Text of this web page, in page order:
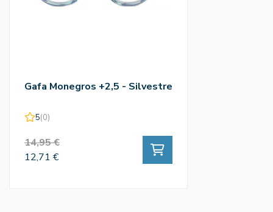
Gafa Monegros +2,5 - Silvestre
5(0)
14,95 €
12,71 €